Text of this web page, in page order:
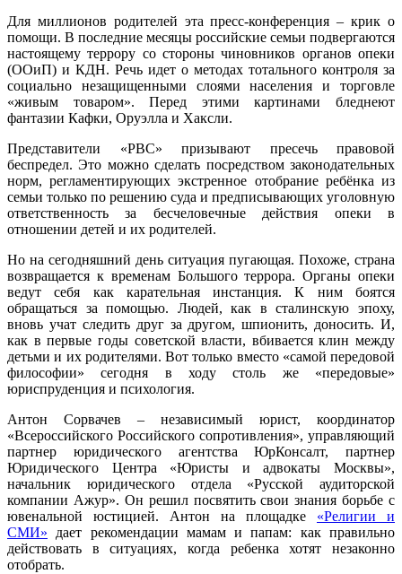
Для миллионов родителей эта пресс-конференция – крик о
помощи. В последние месяцы российские семьи подвергаются
настоящему террору со стороны чиновников органов опеки
(ООиП) и КДН. Речь идет о методах тотального контроля за
социально незащищенными слоями населения и торговле
«живым товаром». Перед этими картинами бледнеют
фантазии Кафки, Оруэлла и Хаксли.
Представители «РВС» призывают пресечь правовой
беспредел. Это можно сделать посредством законодательных
норм, регламентирующих экстренное отобрание ребёнка из
семьи только по решению суда и предписывающих уголовную
ответственность за бесчеловечные действия опеки в
отношении детей и их родителей.
Но на сегодняшний день ситуация пугающая. Похоже, страна
возвращается к временам Большого террора. Органы опеки
ведут себя как карательная инстанция. К ним боятся
обращаться за помощью. Людей, как в сталинскую эпоху,
вновь учат следить друг за другом, шпионить, доносить. И,
как в первые годы советской власти, вбивается клин между
детьми и их родителями. Вот только вместо «самой передовой
философии» сегодня в ходу столь же «передовые»
юриспруденция и психология.
Антон Сорвачев – независимый юрист, координатор
«Всероссийского Российского сопротивления», управляющий
партнер юридического агентства ЮрКонсалт, партнер
Юридического Центра «Юристы и адвокаты Москвы»,
начальник юридического отдела «Русской аудиторской
компании Ажур». Он решил посвятить свои знания борьбе с
ювенальной юстицией. Антон на площадке «Религии и
СМИ» дает рекомендации мамам и папам: как правильно
действовать в ситуациях, когда ребенка хотят незаконно
отобрать.